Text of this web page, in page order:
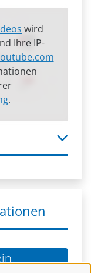
wird
Ihre IP-
.